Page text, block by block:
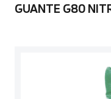
GUANTE G80